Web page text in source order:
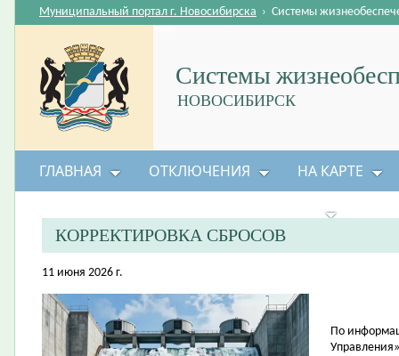
Системы
НОВОСИБИРСК
Муниципальный портал г. Новосибирска › Системы
ГЛАВНАЯ ОТКЛЮЧЕНИЯ НА КАРТЕ
КОРРЕКТИРОВКА СБРОСОВ
11 июня 2026 г.
По